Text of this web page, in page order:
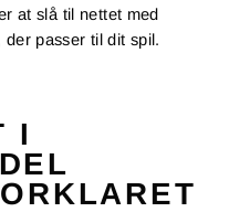
at slå til nettet med
passer til dit spil.
I